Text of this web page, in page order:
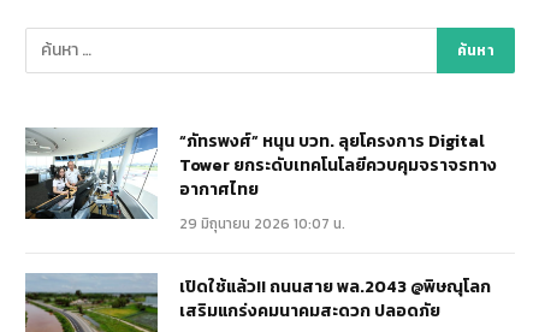
“ภัทรพงศ์” หนุน บวท. ลุยโครงการ Digital
Tower ยกระดับเทคโนโลยีควบคุมจราจรทาง
อากาศไทย
29 มิถุนายน 2026 10:07 น.
เปิดใช้แล้ว!! ถนนสาย พล.2043 @พิษณุโลก
เสริมแกร่งคมนาคมสะดวก ปลอดภัย